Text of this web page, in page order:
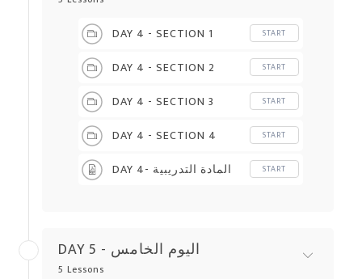
DAY 4 - SECTION 1 START
DAY 4 - SECTION 2 START
DAY 4 - SECTION 3 START
DAY 4 - SECTION 4 START
DAY 4- المادة التدريبية START
DAY 5 - اليوم الخامس
5 Lessons